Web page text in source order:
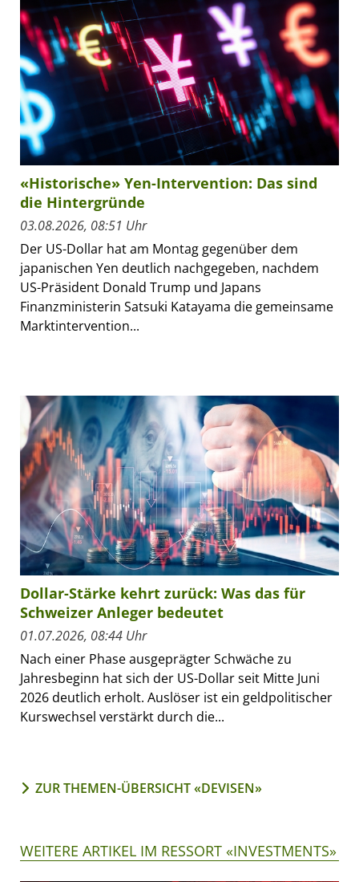
«Historische» Yen-Intervention: Das sind
die Hintergründe
03.08.2026, 08:51 Uhr
Der US-Dollar hat am Montag gegenüber dem
japanischen Yen deutlich nachgegeben, nachdem
US-Präsident Donald Trump und Japans
Finanzministerin Satsuki Katayama die gemeinsame
Marktintervention...
Dollar-Stärke kehrt zurück: Was das für
Schweizer Anleger bedeutet
01.07.2026, 08:44 Uhr
Nach einer Phase ausgeprägter Schwäche zu
Jahresbeginn hat sich der US-Dollar seit Mitte Juni
2026 deutlich erholt. Auslöser ist ein geldpolitischer
Kurswechsel verstärkt durch die...
ZUR THEMEN-ÜBERSICHT «DEVISEN»
WEITERE ARTIKEL IM RESSORT «INVESTMENTS»